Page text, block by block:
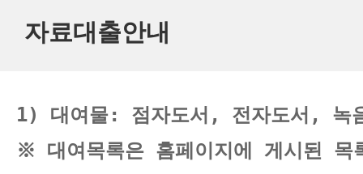
자료대출안내
1) 대여물: 점자도서, 전자도서, 녹
※ 대여목록은 홈페이지에 게시된